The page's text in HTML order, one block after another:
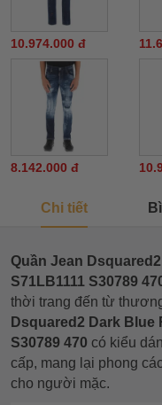
10.974.000 đ
8.142.000 đ
Chi tiết
Quần Jean
S71LB1111 S30789
thời trang đến từ
Dsquared2 Dark Blue
S30789 470 có kiểu
cấp, mang lại phong
cho người mặc.